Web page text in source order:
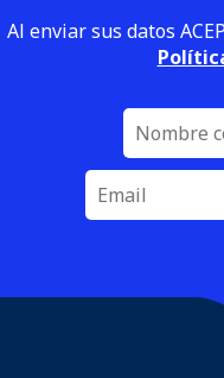
Al enviar sus datos